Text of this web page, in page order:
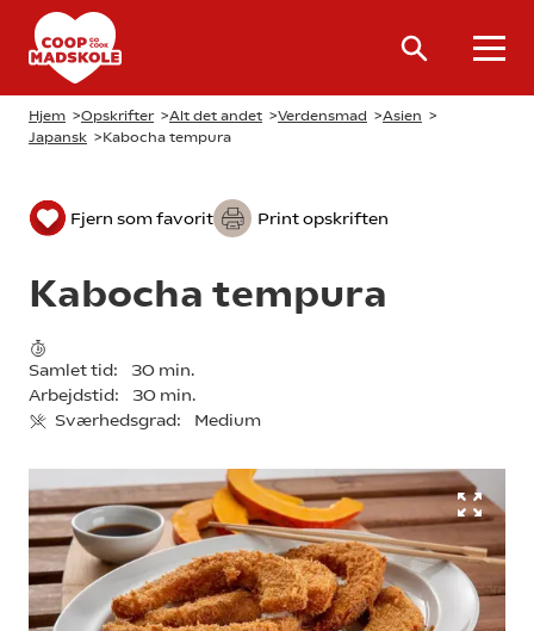
Hjem >Opskrifter >Alt det andet >Verdensmad >Asien >
Japansk >Kabocha tempura
Fjern som favorit Print opskriften
Kabocha tempura
Samlet tid:
30 min.
Arbejdstid:
30 min.
Sværhedsgrad:
Medium